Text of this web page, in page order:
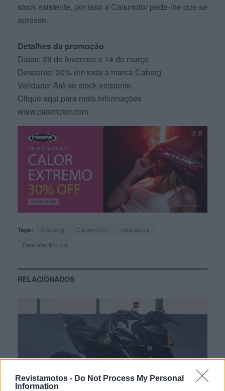
Revistamotos - Do Not Process My Personal
Information
stock existente, por isso a Caismotor pede-lhe que se
apresse.
Detalhes da promoção:
Datas: 28 de fevereiro a 14 de março
Desconto: 30% em toda a marca Caberg
Validade: Até ao stock existente.
Clique aqui para mais informações
www.caismotor.com
Tags: Caberg Caismotor
destaque
Revista Motos
RELACIONADOS